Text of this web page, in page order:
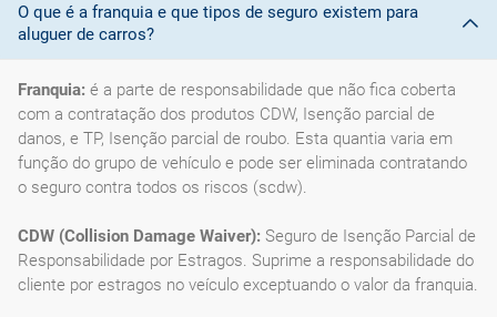
O que é a franquia e que tipos de seguro existem para
aluguer de carros?
Franquia: é a parte de responsabilidade que não fica coberta
com a contratação dos produtos CDW, Isenção parcial de
danos, e TP, Isenção parcial de roubo. Esta quantia varia em
função do grupo de vehículo e pode ser eliminada contratando
o seguro contra todos os riscos (scdw).
CDW (Collision Damage Waiver): Seguro de Isenção Parcial de
Responsabilidade por Estragos. Suprime a responsabilidade do
cliente por estragos no veículo exceptuando o valor da franquia.